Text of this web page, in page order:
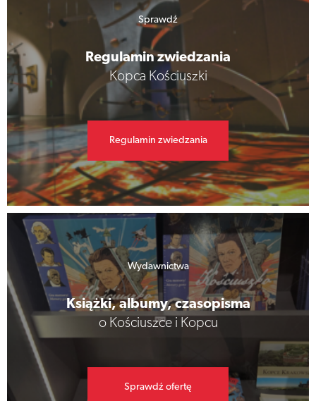
Sprawdź
Regulamin zwiedzania
Kopca Kościuszki
Regulamin zwiedzania
Wydawnictwa
Książki, albumy, czasopisma
o Kościuszce i Kopcu
Sprawdź ofertę